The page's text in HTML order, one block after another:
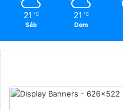
21 ℃
Sáb
21 ℃
Dom